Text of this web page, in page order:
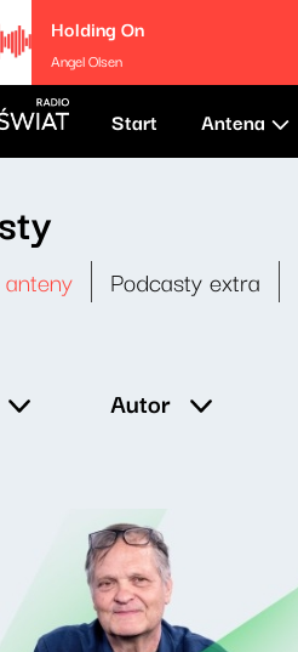
Holding On
Angel Olsen
Start Antena
Podcasty extra
Autor